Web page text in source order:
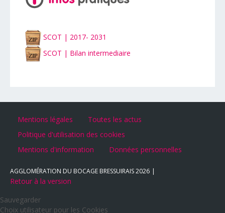
SCOT | 2017- 2031
SCOT | Bilan intermediaire
Mentions légales
Toutes les actus
Politique d'utilisation des cookies
Mentions d'information
Données personnelles
AGGLOMÉRATION DU BOCAGE BRESSUIRAIS2026
Retour à la version
Sauvegarder
Choix utilisateur pour les Cookies